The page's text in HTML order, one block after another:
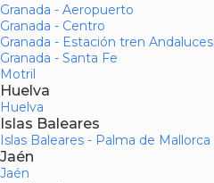
Granada - Aeropuerto
Granada - Centro
Granada - Estación tren Andaluces
Granada - Santa Fe
Motril
Huelva
Huelva
Islas Baleares
Islas Baleares - Palma de Mallorca
Jaén
Jaén